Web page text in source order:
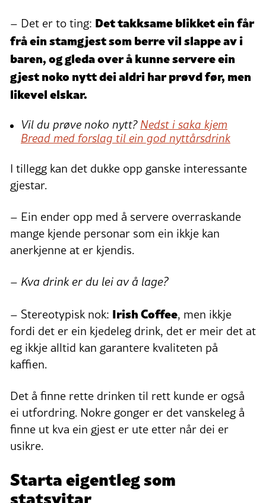
– Det er to ting: Det takksame blikket ein får
frå ein stamgjest som berre vil slappe av i
baren, og gleda over å kunne servere ein
gjest noko nytt dei aldri har prøvd før, men
likevel elskar.
Vil du prøve noko nytt?Nedst i saka kjem
Bread med forslag til ein god nyttårsdrink
I tillegg kan det dukke opp ganske interessante
gjestar.
– Ein ender opp med å servere overraskande
mange kjende personar som ein ikkje kan
anerkjenne at er kjendis.
– Kva drink er du lei av å lage?
– Stereotypisk nok: Irish Coffee, men ikkje
fordi det er ein kjedeleg drink, det er meir det at
eg ikkje alltid kan garantere kvaliteten på
kaffien.
Det å finne rette drinken til rett kunde er også
ei utfordring. Nokre gonger er det vanskeleg å
finne ut kva ein gjest er ute etter når dei er
usikre.
Starta eigentleg som
statsvitar